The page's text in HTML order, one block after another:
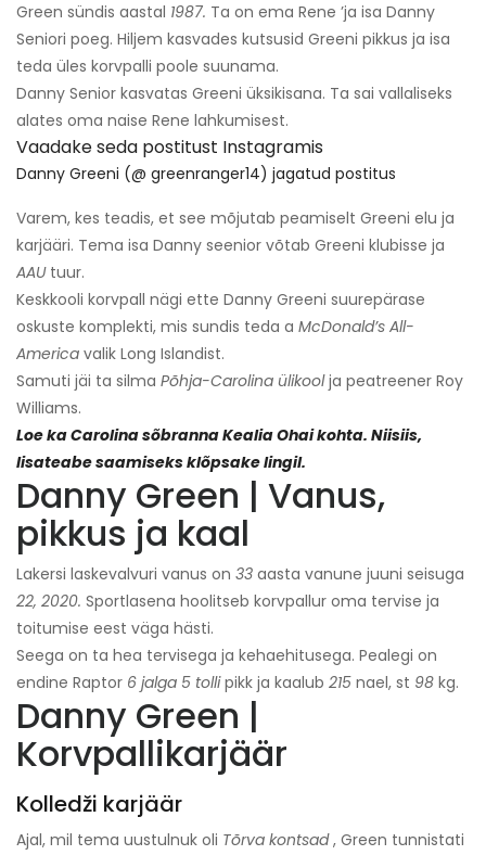
Green sündis aastal 1987. Ta on ema Rene ’ja isa Danny
Seniori poeg. Hiljem kasvades kutsusid Greeni pikkus ja isa
teda üles korvpalli poole suunama.
Danny Senior kasvatas Greeni üksikisana. Ta sai vallaliseks
alates oma naise Rene lahkumisest.
Vaadake seda postitust Instagramis
Danny Greeni (@ greenranger14) jagatud postitus
Varem, kes teadis, et see mõjutab peamiselt Greeni elu ja
karjääri. Tema isa Danny seenior võtab Greeni klubisse ja
AAUtuur.
Keskkooli korvpall nägi ette Danny Greeni suurepärase
oskuste komplekti, mis sundis teda a McDonald’s All-
America valik Long Islandist.
Samuti jäi ta silma Põhja-Carolina ülikoolja peatreener Roy
Williams.
Loe ka Carolina sõbranna Kealia Ohai kohta. Niisiis,
lisateabe saamiseks klõpsake lingil.
Danny Green | Vanus,
pikkus ja kaal
Lakersi laskevalvuri vanus on 33 aasta vanune juuni seisuga
22, 2020. Sportlasena hoolitseb korvpallur oma tervise ja
toitumise eest väga hästi.
Seega on ta hea tervisega ja kehaehitusega. Pealegi on
endine Raptor 6 jalga 5 tollipikk ja kaalub 215 nael, st 98 kg.
Danny Green |
Korvpallikarjäär
Kolledži karjäär
Ajal, mil tema uustulnuk oli Tõrva kontsad, Green tunnistati